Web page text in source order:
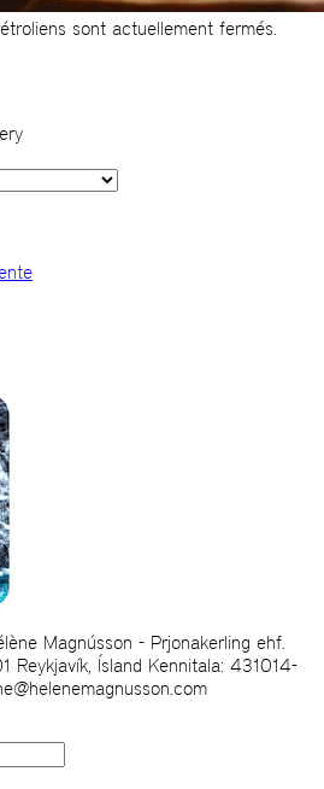
sont actuellement fermés.
Magnússon - Prjonakerling ehf.
Reykjavík, Ísland Kennitala: 431014-